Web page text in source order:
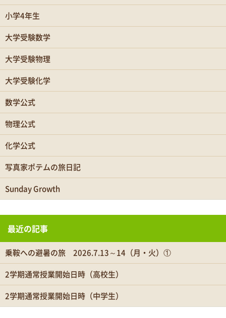
小学4年生
大学受験数学
大学受験物理
大学受験化学
数学公式
物理公式
化学公式
写真家ポテムの旅日記
Sunday Growth
最近の記事
乗鞍への避暑の旅 2026.7.13～14（月・火）①
2学期通常授業開始日時（高校生）
2学期通常授業開始日時（中学生）